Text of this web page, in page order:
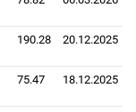
190.28 20.12.2025
75.47 18.12.2025